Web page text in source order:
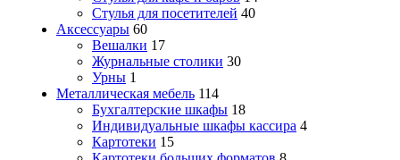
Стулья для посетителей 40
Аксессуары 60
Вешалки 17
Журнальные столики 30
Урны 1
Металлическая мебель 114
Бухгалтерские шкафы 18
Индивидуальные шкафы кассира 4
Картотеки 15